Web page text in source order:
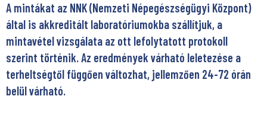
A mintákat az NNK (Nemzeti Népegészségügyi Központ)
által is akkreditált laboratóriumokba szállítjuk, a
mintavétel vizsgálata az ott lefolytatott protokoll
szerint történik. Az eredmények várható leletezése a
terheltségtől függően változhat, jellemzően 24-72 órán
belül várható.